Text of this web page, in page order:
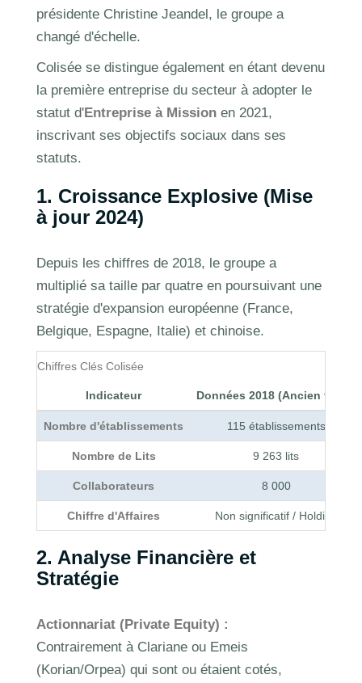
présidente Christine Jeandel, le groupe a
changé d'échelle.
Colisée se distingue également en étant devenu
la première entreprise du secteur à adopter le
statut d'Entreprise à Mission en 2021,
inscrivant ses objectifs sociaux dans ses
statuts.
1. Croissance Explosive (Mise
à jour 2024)
Depuis les chiffres de 2018, le groupe a
multiplié sa taille par quatre en poursuivant une
stratégie d'expansion européenne (France,
Belgique, Espagne, Italie) et chinoise.
Chiffres Clés Colisée
Indicateur Données 2018 (Ancien texte)
Nombre d'établissements 115 établissements
Nombre de Lits 9 263 lits
Collaborateurs 8 000
Chiffre d'Affaires Non significatif / Holding
2. Analyse Financière et
Stratégie
Actionnariat (Private Equity) :
Contrairement à Clariane ou Emeis
(Korian/Orpea) qui sont ou étaient cotés,